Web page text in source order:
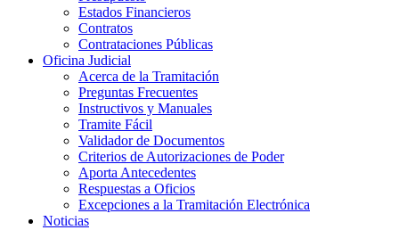
Estados Financieros
Contratos
Contrataciones Públicas
Oficina Judicial
Acerca de la Tramitación
Preguntas Frecuentes
Instructivos y Manuales
Tramite Fácil
Validador de Documentos
Criterios de Autorizaciones de Poder
Aporta Antecedentes
Respuestas a Oficios
Excepciones a la Tramitación Electrónica
Noticias